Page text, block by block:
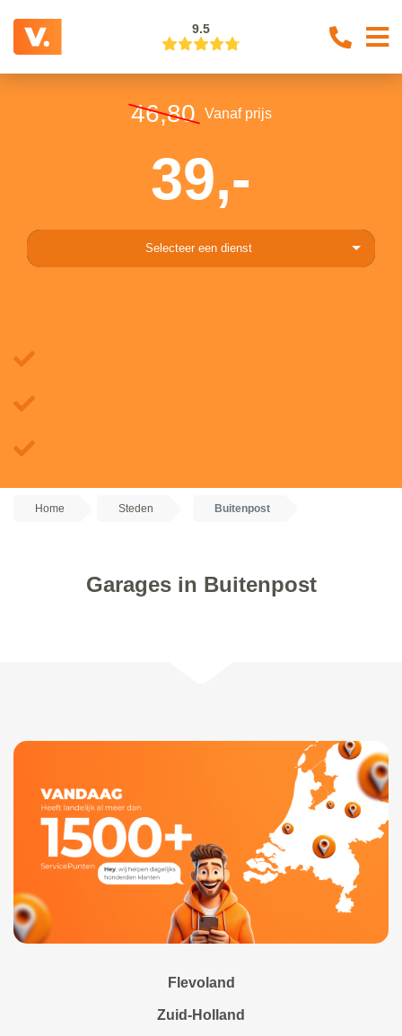
9.5
46,80 Vanaf prijs
39,-
Selecteer een dienst
Home Steden Buitenpost
Garages in Buitenpost
Flevoland
Zuid-Holland